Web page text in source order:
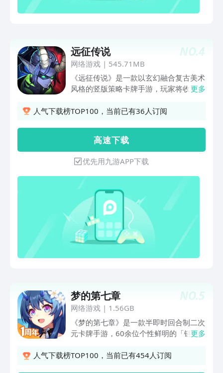
NO.4
远征传说
网络游戏| 545.71MB
《远征传说》是一款以玄幻融合复古美术
风格的竖版策略卡牌手游，玩家将收集众
斗。游戏原汁原味还原了经典英雄技能，
化培养每一位英雄。玩家将通过策略搭
配，收集传奇宝物，挑战强大首领等玩
法，体验一场宏大的策略冒险征程。
更多
人气下载榜TOP100，当前已有36人订阅
高 速 下 载
优先用九游APP下载
NO.5
梦的第七章
网络游戏| 1.56GB
《梦的第七章》是一款半即时回合制二次
元卡牌手游，60余位个性鲜明的「链接
斯陷阱的队长，集结各种链接了历史名人
更多
人气下载榜TOP100，当前已有454人订阅